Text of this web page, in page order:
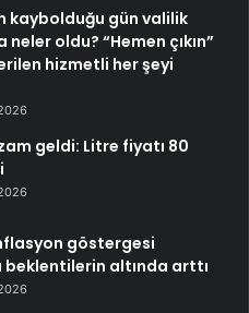
kaybolduğu gün valilik
oldu? “Hemen çıkın”
hizmetli her şeyi
geldi: Litre fiyatı 80
göstergesi
altında arttı